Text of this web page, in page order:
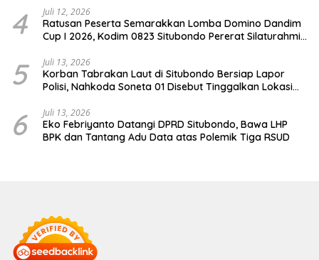
4 Juli 12, 2026
Ratusan Peserta Semarakkan Lomba Domino Dandim
Cup I 2026, Kodim 0823 Situbondo Pererat Silaturahmi
5 Juli 13, 2026
Korban Tabrakan Laut di Situbondo Bersiap Lapor
Polisi, Nahkoda Soneta 01 Disebut Tinggalkan Lokasi
6 Juli 13, 2026
Eko Febriyanto Datangi DPRD Situbondo, Bawa LHP
BPK dan Tantang Adu Data atas Polemik Tiga RSUD